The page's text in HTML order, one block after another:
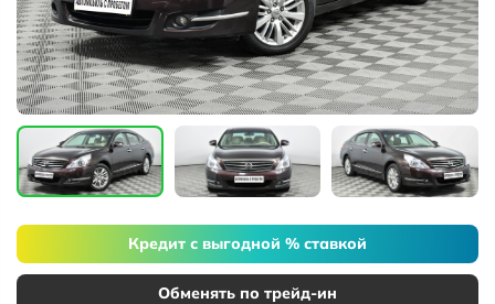
Кредит с выгодной % ставкой
Обменять по трейд-ин